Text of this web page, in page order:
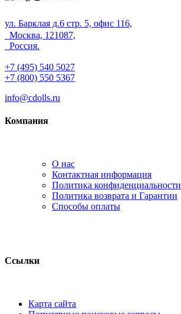
ул. Барклая д.6 стр. 5, офис 116,
Москва, 121087,
Россия.
+7 (495) 540 5027
+7 (800) 550 5367
info@cdolls.ru
Компания
О нас
Контактная информация
Политика конфиденциальности
Политика возврата и Гарантии
Способы оплаты
Ссылки
Карта сайта